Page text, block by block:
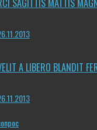
A LIBERO BLANDIT